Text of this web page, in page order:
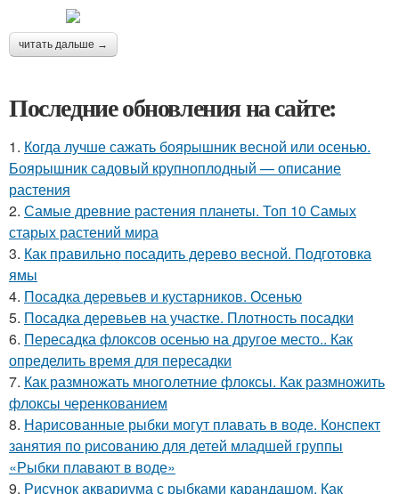
читать дальше →
Последние обновления на сайте:
1. Когда лучше сажать боярышник весной или осенью.
Боярышник садовый крупноплодный — описание
растения
2. Самые древние растения планеты. Топ 10 Самых
старых растений мира
3. Как правильно посадить дерево весной. Подготовка
ямы
4. Посадка деревьев и кустарников. Осенью
5. Посадка деревьев на участке. Плотность посадки
6. Пересадка флоксов осенью на другое место.. Как
определить время для пересадки
7. Как размножать многолетние флоксы. Как размножить
флоксы черенкованием
8. Нарисованные рыбки могут плавать в воде. Конспект
занятия по рисованию для детей младшей группы
«Рыбки плавают в воде»
9. Рисунок аквариума с рыбками карандашом. Как